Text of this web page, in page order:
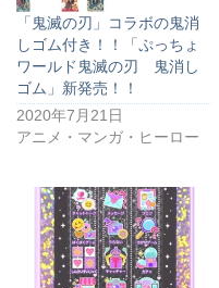
「鬼滅の刃」コラボの鬼消
しゴム付き！！「ぷっちょ
ワールド鬼滅の刃 鬼消し
ゴム」新発売！！
2020年7月21日
アニメ・マンガ・ヒーロー